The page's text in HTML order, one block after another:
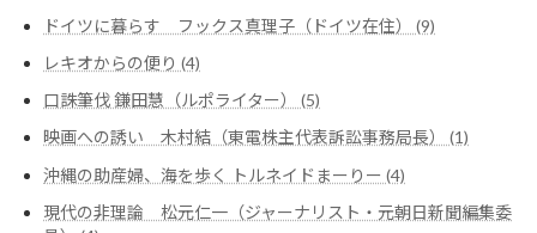
ドイツに暮らす フックス真理子（ドイツ在住） (9)
レキオからの便り (4)
口誅筆伐 鎌田慧（ルポライター） (5)
映画への誘い 木村結（東電株主代表訴訟事務局長） (1)
沖縄の助産婦、海を歩く トルネイドまーりー (4)
現代の非理論 松元仁一（ジャーナリスト・元朝日新聞編集委